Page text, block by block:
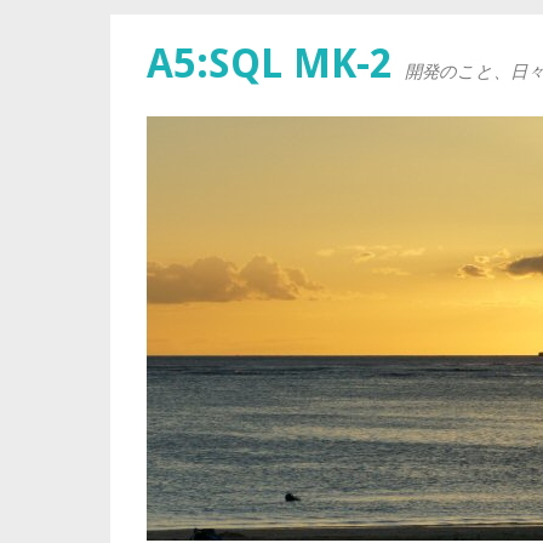
A5:SQL MK-2 開発のこと、日